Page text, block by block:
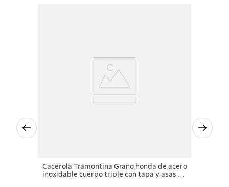
Cacerola Tramontina Grano honda de acero
inoxidable cuerpo triple con tapa y asas 20